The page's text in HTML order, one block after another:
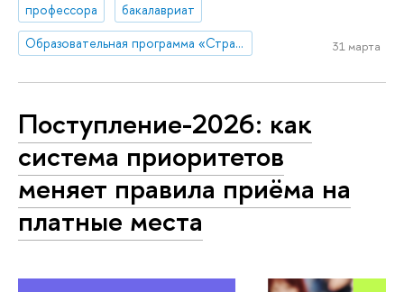
профессора
бакалавриат
Образовательная программа «Стратегия и продюсирование в коммуникациях»
31 марта
Поступление-2026: как
система приоритетов
меняет правила приёма на
платные места